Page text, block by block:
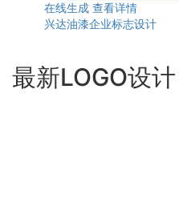
在线生成 查看详情
兴达油漆企业标志设计
最新LOGO设计